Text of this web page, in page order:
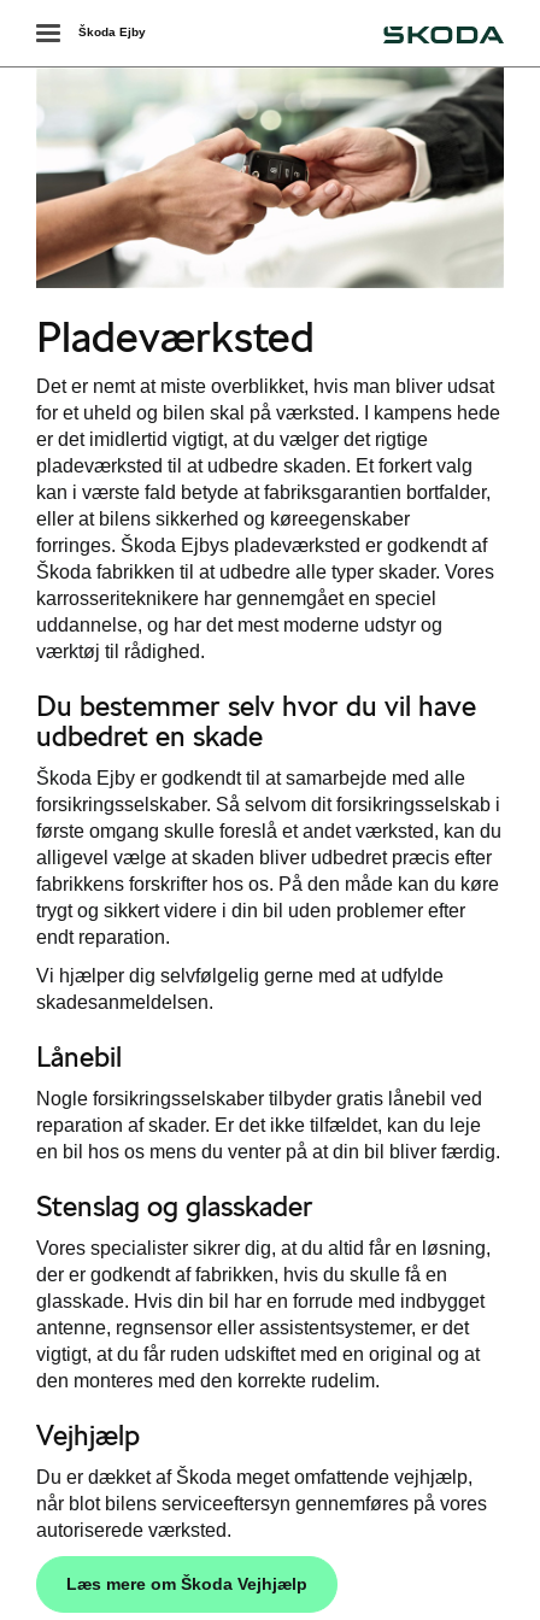
Toggle
navigation
Škoda Ejby
Pladeværksted
Det er nemt at miste overblikket, hvis man bliver udsat
for et uheld og bilen skal på værksted. I kampens hede
er det imidlertid vigtigt, at du vælger det rigtige
pladeværksted til at udbedre skaden. Et forkert valg
kan i værste fald betyde at fabriksgarantien bortfalder,
eller at bilens sikkerhed og køreegenskaber
forringes. Škoda Ejbys pladeværksted er godkendt af
Škoda fabrikken til at udbedre alle typer skader. Vores
karrosseriteknikere har gennemgået en speciel
uddannelse, og har det mest moderne udstyr og
værktøj til rådighed.
Du bestemmer selv hvor du vil have
udbedret en skade
Škoda Ejby er godkendt til at samarbejde med alle
forsikringsselskaber. Så selvom dit forsikringsselskab i
første omgang skulle foreslå et andet værksted, kan du
alligevel vælge at skaden bliver udbedret præcis efter
fabrikkens forskrifter hos os. På den måde kan du køre
trygt og sikkert videre i din bil uden problemer efter
endt reparation.
Vi hjælper dig selvfølgelig gerne med at udfylde
skadesanmeldelsen.
Lånebil
Nogle forsikringsselskaber tilbyder gratis lånebil ved
reparation af skader. Er det ikke tilfældet, kan du leje
en bil hos os mens du venter på at din bil bliver færdig.
Stenslag og glasskader
Vores specialister sikrer dig, at du altid får en løsning,
der er godkendt af fabrikken, hvis du skulle få en
glasskade. Hvis din bil har en forrude med indbygget
antenne, regnsensor eller assistentsystemer, er det
vigtigt, at du får ruden udskiftet med en original og at
den monteres med den korrekte rudelim.
Vejhjælp
Du er dækket af Škoda meget omfattende vejhjælp,
når blot bilens serviceeftersyn gennemføres på vores
autoriserede værksted.
Læs mere om Škoda Vejhjælp